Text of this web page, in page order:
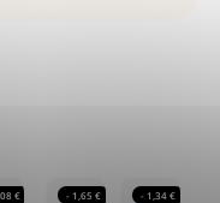
€ - 1,65 € - 1,34 €